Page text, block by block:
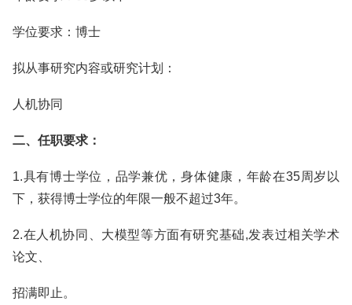
学位要求：博士
拟从事研究内容或研究计划：
人机协同
二、任职要求：
1.具有博士学位，品学兼优，身体健康，年龄在35周岁以
下，获得博士学位的年限一般不超过3年。
2.在人机协同、大模型等方面有研究基础,发表过相关学术
论文、
招满即止。